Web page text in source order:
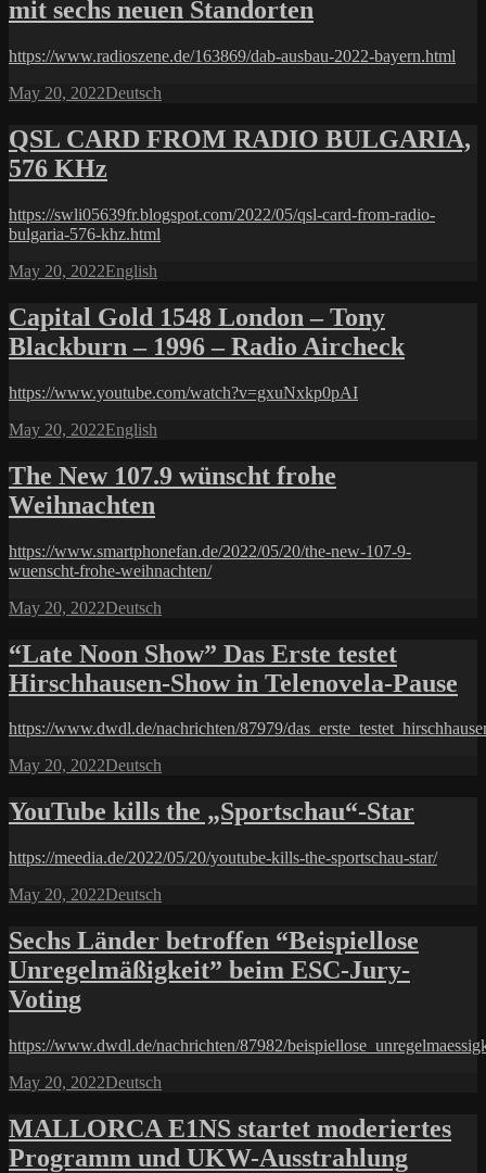
mit sechs neuen Standorten
https://www.radioszene.de/163869/dab-ausbau-2022-bayern.html
Posted
May 20, 2022Categories
Deutsch
QSL CARD FROM RADIO BULGARIA,
576 KHz
https://swli05639fr.blogspot.com/2022/05/qsl-card-from-radio-
bulgaria-576-khz.html
Posted
May 20, 2022Categories
English
Capital Gold 1548 London – Tony
Blackburn – 1996 – Radio Aircheck
https://www.youtube.com/watch?v=gxuNxkp0pAI
Posted
May 20, 2022Categories
English
The New 107.9 wünscht frohe
Weihnachten
https://www.smartphonefan.de/2022/05/20/the-new-107-9-
wuenscht-frohe-weihnachten/
Posted
May 20, 2022Categories
Deutsch
“Late Noon Show” Das Erste testet
Hirschhausen-Show in Telenovela-Pause
https://www.dwdl.de/nachrichten/87979/
Posted
May 20, 2022Categories
Deutsch
YouTube kills the „Sportschau“-Star
https://meedia.de/2022/05/20/youtube-kills-the-sportschau-star/
Posted
May 20, 2022Categories
Deutsch
Sechs Länder betroffen “Beispiellose
Unregelmäßigkeit” beim ESC-Jury-
Voting
https://www.dwdl.de/nachrichten/87982/
Posted
May 20, 2022Categories
Deutsch
MALLORCA E1NS startet moderiertes
Programm und UKW-Ausstrahlung